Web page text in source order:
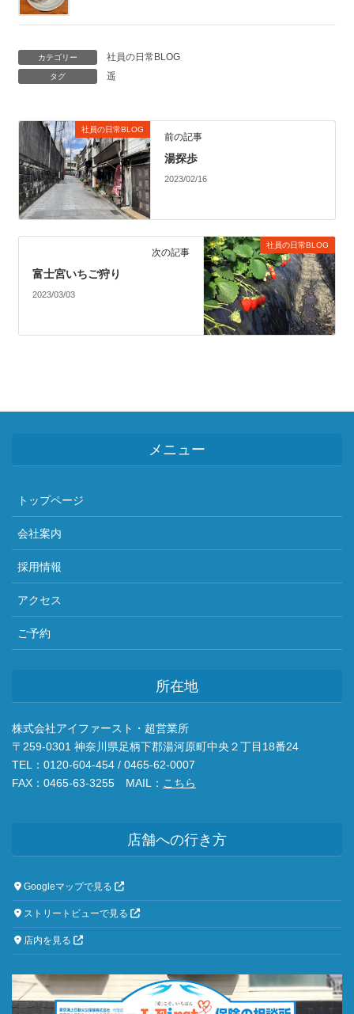
カテゴリー 社員の日常BLOG
タグ 遥
社員の日常BLOG
前の記事
湯探歩
2023/02/16
社員の日常BLOG
次の記事
富士宮いちご狩り
2023/03/03
メニュー
トップページ
会社案内
採用情報
アクセス
ご予約
所在地
株式会社アイファースト・超営業所
〒259-0301 神奈川県足柄下郡湯河原町中央２丁目18番24
TEL：0120-604-454 / 0465-62-0007
FAX：0465-63-3255 MAIL： こちら
店舗への行き方
Googleマップで見る
ストリートビューで見る
店内を見る